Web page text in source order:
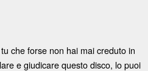
che forse non hai mai creduto in
e giudicare questo disco, lo puoi